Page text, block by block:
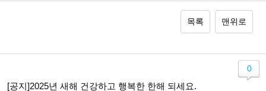
목록 맨위로
[공지]2025년 새해 건강하고 행복한 한해 되세요.
0